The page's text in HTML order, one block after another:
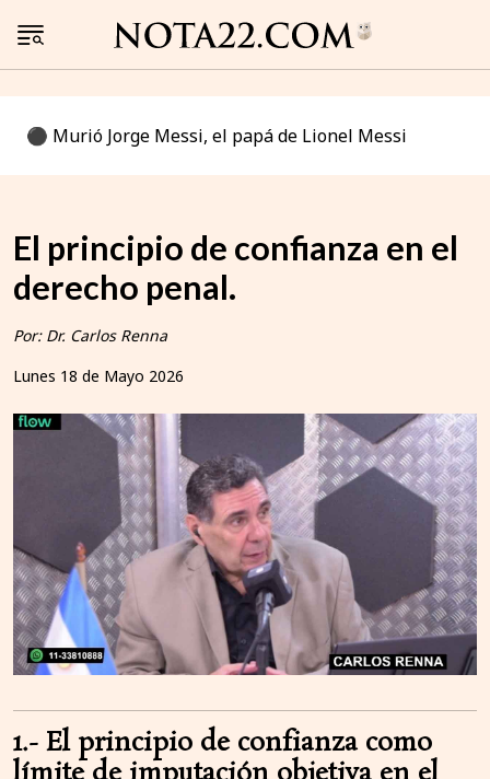
⚫️ Murió Jorge Messi, el papá de Lionel Messi
El principio de confianza en el
derecho penal.
Por: Dr. Carlos Renna
Lunes 18 de Mayo 2026
1.- El principio de confianza como